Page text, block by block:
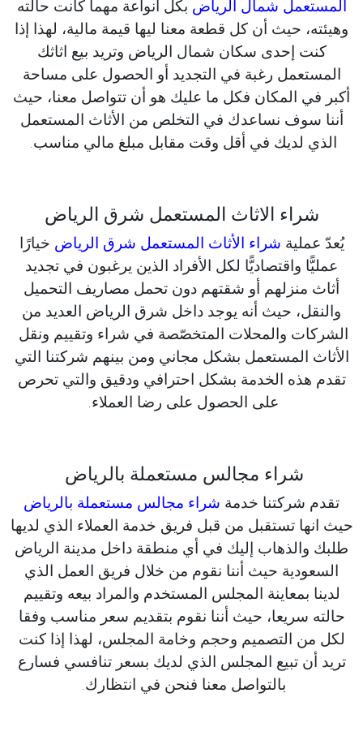
المستعمل شمال الرياض بكل انواعة مهما كانت حالته
وهيئته، حيث أن كل قطعة معنا ليها قيمة مالية، لهذا إذا
كنت إحدى سكان شمال الرياض وتريد بيع اثاثك
المستعمل رغبة في التجديد أو الحصول على مساحة
أكبر في المكان فكل ما عليك هو أن تتواصل معنا، حيث
أننا سوف نساعدك في التخلص من الأثاث المستعمل
الذي لديك في أقل وقت مقابل مبلغ مالي مناسب.
شراء الاثاث المستعمل شرق الرياض
يُعدّ عملية شراء الأثاث المستعمل شرق الرياض خيارًا
عمليًّا واقتصاديًّا لكل الأفراد الذين يرغبون في تجديد
أثاث منزلهم أو شقتهم دون تحمل مصاريف التحميل
والنقل، حيث أنه يوجد داخل شرق الرياض العديد من
الشركات والمحلات المتخصّصة في شراء وتقييم ونقل
الأثاث المستعمل بشكل مجاني ومن بينهم شركتنا التي
تقدم هذه الخدمة بشكل احترافي ودقيق والتي تحرص
على الحصول على رضا العملاء.
شراء مجالس مستعملة بالرياض
تقدم شركتنا خدمة شراء مجالس مستعملة بالرياض
حيث انها تستقبل من قبل فريق خدمة العملاء الذي لديها
طلبك والذهاب إليك في أي منطقة داخل مدينة الرياض
السعودية حيث أننا نقوم من خلال فريق العمل الذي
لدينا بمعاينة المجلس المستخدم والمراد بيعه وتقييم
حالته سريعا، حيث أننا نقوم بتقديم سعر مناسب وفقا
لكل من التصميم وحجم وخامة المجلس، لهذا إذا كنت
تريد أن تبيع المجلس الذي لديك بسعر تنافسي فسارع
بالتواصل معنا فنحن في انتظارك.